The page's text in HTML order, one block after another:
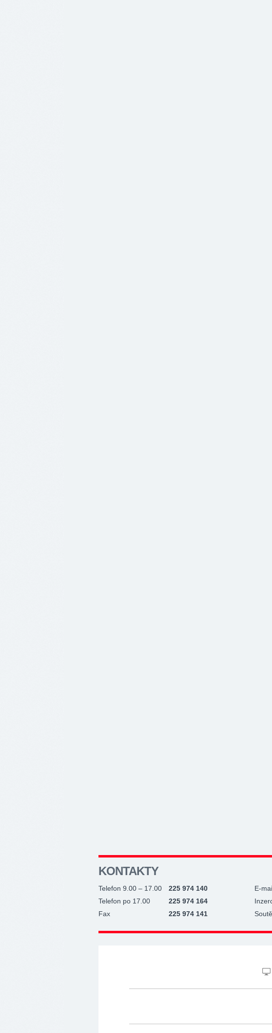
KONTAKTY
Telefon 9.00 – 17.00
225 974 140
Telefon po 17.00
225 974 164
Fax
225 974 141
E-